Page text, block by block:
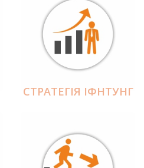
СТРАТЕГІЯ ІФНТУНГ